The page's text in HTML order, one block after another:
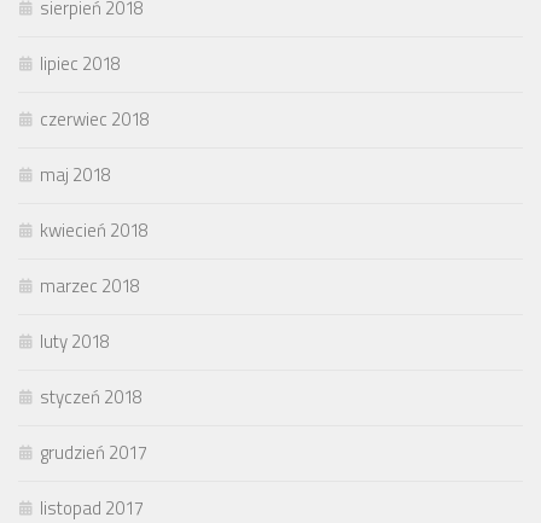
sierpień 2018
lipiec 2018
czerwiec 2018
maj 2018
kwiecień 2018
marzec 2018
luty 2018
styczeń 2018
grudzień 2017
listopad 2017